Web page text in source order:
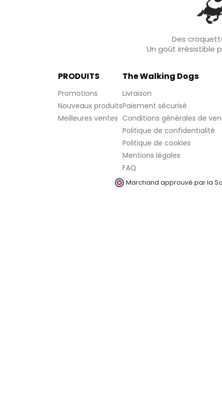
Des
Un goût irrésistible
PRODUITS
Promotions
Nouveaux produits
Meilleures ventes
The Walking Dogs
Livraison
Paiement sécurisé
Conditions générales de
Politique de confidentialité
Politique de cookies
Mentions légales
FAQ
Marchand approuvé par la